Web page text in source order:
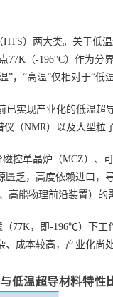
）两大类。关于低
（-196°C）作为
，“高温”仅相对于“低
实现产业化的低温
（NMR）以及大型粒
控单晶炉（MCZ）
乏，高度依赖进口
能物理前沿装置）的
77K，即-196℃）下
成本较高，产业化
低温超导材料特性